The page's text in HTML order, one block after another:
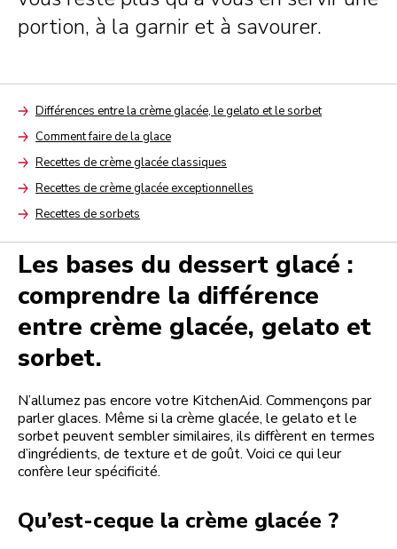
portion, à la garnir et à savourer.
ArrowDifférences entre la crème glacée, le gelato et le sorbet
ArrowComment faire de la glace
ArrowRecettes de crème glacée classiques
ArrowRecettes de crème glacée exceptionnelles
ArrowRecettes de sorbets
Les bases du dessert glacé :
comprendre la différence
entre crème glacée, gelato et
sorbet.
N’allumez pas encore votre KitchenAid. Commençons par
parler glaces. Même si la crème glacée, le gelato et le
sorbet peuvent sembler similaires, ils diffèrent en termes
d’ingrédients, de texture et de goût. Voici ce qui leur
confère leur spécificité.
Qu’est-ceque la crème glacée ?